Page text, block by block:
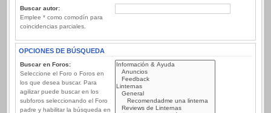
Buscar autor:
Emplee * como comodín para
coincidencias parciales.
OPCIONES DE BÚSQUEDA
Buscar en Foros:
Seleccione el Foro o Foros en
los que desea buscar. Para
agilizar puede buscar en los
subforos seleccionando el Foro
padre y habilitar la búsqueda en